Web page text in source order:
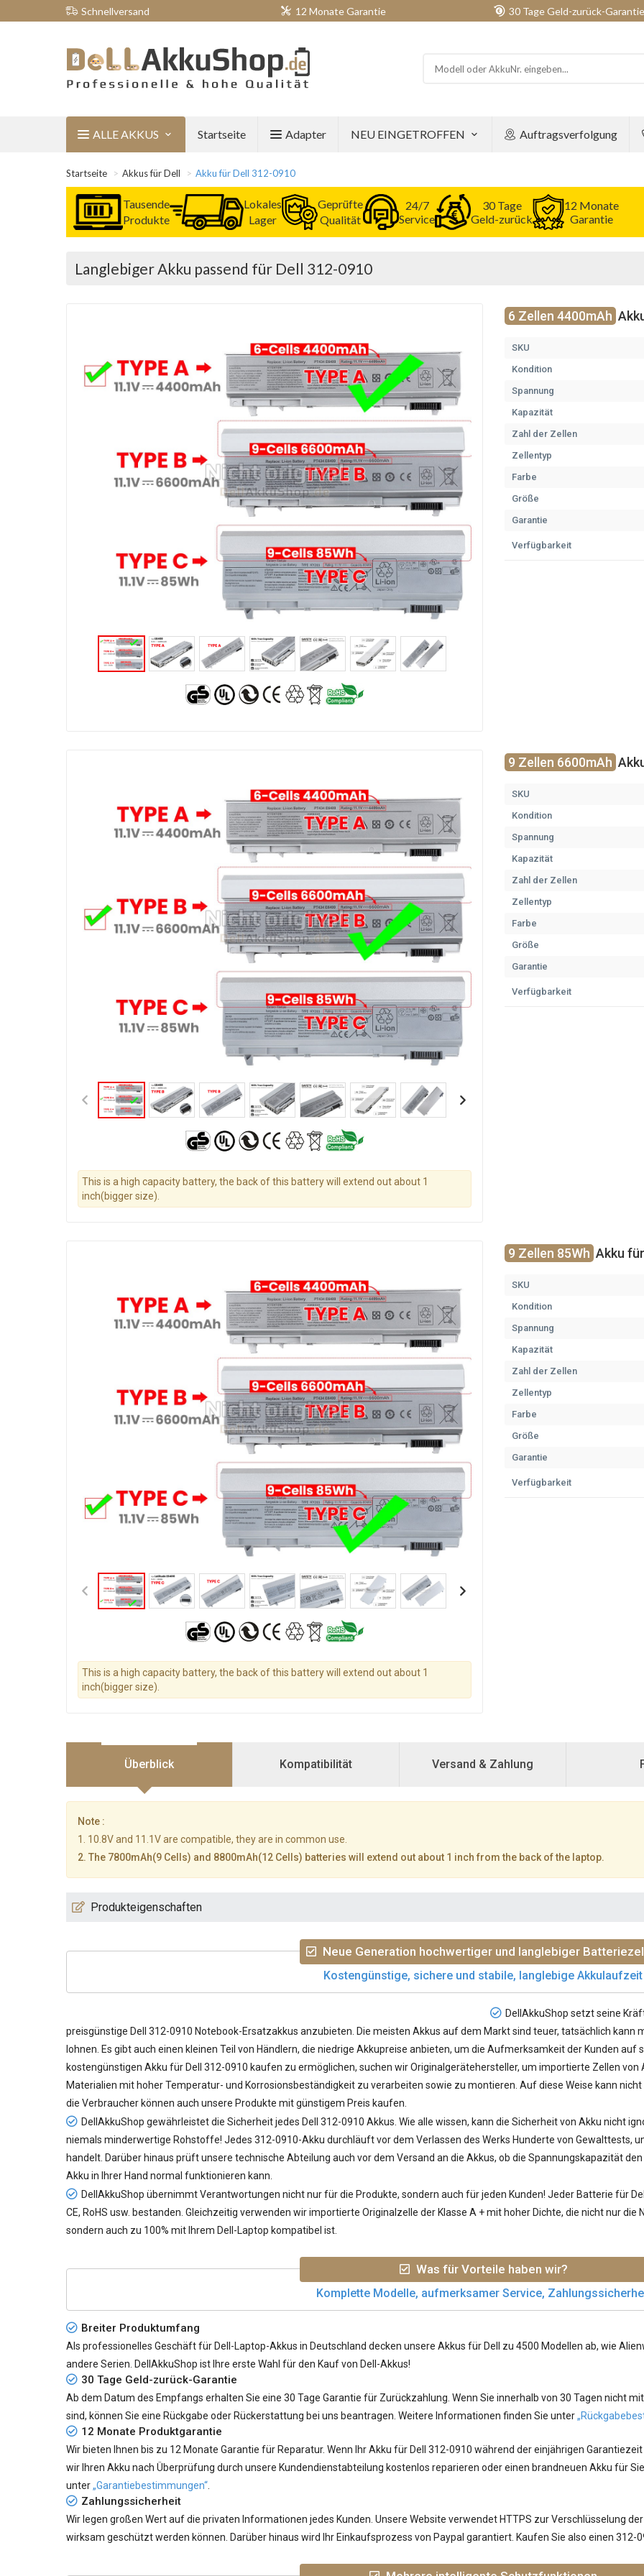
Schnellversand 12 Monate Garantie 30 Tage Geld-zurück-Garantie
ALLE AKKUS Startseite Adapter NEU EINGETROFFEN Auftragsverfolgung
Startseite Akkus für Dell Akku für Dell 312-0910
Tausende
Produkte
Lokales
Lager
Geprüfte
Qualität
24/7
Service
30 Tage
Geld-zurück
12 Monate
Garantie
Langlebiger Akku passend für Dell 312-0910
6 Zellen 4400mAh
SKU
Kondition
Spannung
Kapazität
Zahl der Zellen
Zellentyp
Farbe
Größe
Garantie
Verfügbarkeit
This is a high capacity battery, the back of this battery will extend out about 1
inch(bigger size).
9 Zellen 6600mAh
SKU
Kondition
Spannung
Kapazität
Zahl der Zellen
Zellentyp
Farbe
Größe
Garantie
Verfügbarkeit
This is a high capacity battery, the back of this battery will extend out about 1
inch(bigger size).
9 Zellen 85Wh Akku
SKU
Kondition
Spannung
Kapazität
Zahl der Zellen
Zellentyp
Farbe
Größe
Garantie
Verfügbarkeit
Überblick Kompatibilität Versand & Zahlung
Note :
1. 10.8V and 11.1V are compatible, they are in common use.
2. The 7800mAh(9 Cells) and 8800mAh(12 Cells) batteries will extend out about 1 inch from the back of the laptop.
Produkteigenschaften
Neue Generation hochwertiger und langlebiger
Kostengünstige, sichere und stabile, langlebige Akkulaufzeit
DellAkkuShop setzt seine
preisgünstige Dell 312-0910 Notebook-Ersatzakkus anzubieten. Die meisten Akkus auf dem Markt sind teuer, tatsächlich kann
lohnen. Es gibt auch einen kleinen Teil von Händlern, die niedrige Akkupreise anbieten, um die Aufmerksamkeit der Kunden
kostengünstigen Akku für Dell 312-0910 kaufen zu ermöglichen, suchen wir Originalgerätehersteller, um importierte Zellen
Materialien mit hoher Temperatur- und Korrosionsbeständigkeit zu verarbeiten sowie zu montieren. Auf diese Weise kann
die Verbraucher können auch unsere Produkte mit günstigem Preis kaufen.
DellAkkuShop gewährleistet die Sicherheit jedes Dell 312-0910 Akkus . Wie alle wissen, kann die Sicherheit von Akku nicht
niemals minderwertige Rohstoffe! Jedes 312-0910-Akku durchläuft vor dem Verlassen des Werks Hunderte von Gewalttests,
handelt. Darüber hinaus prüft unsere technische Abteilung auch vor dem Versand an die Akkus, ob die Spannungskapazität
Akku in Ihrer Hand normal funktionieren kann.
DellAkkuShop übernimmt Verantwortungen nicht nur für die Produkte, sondern auch für jeden Kunden! Jeder Batterie für
CE, RoHS usw. bestanden. Gleichzeitig verwenden wir importierte Originalzelle der Klasse A + mit hoher Dichte, die nicht nur
sondern auch zu 100% mit Ihrem Dell-Laptop kompatibel ist.
Was für Vorteile haben wir?
Komplette Modelle, aufmerksamer Service,
Breiter Produktumfang
Als professionelles Geschäft für Dell-Laptop-Akkus in Deutschland decken unsere Akkus für Dell zu 4500 Modellen ab, wie
andere Serien. DellAkkuShop ist Ihre erste Wahl für den Kauf von Dell-Akkus!
30 Tage Geld-zurück-Garantie
Ab dem Datum des Empfangs erhalten Sie eine 30 Tage Garantie für Zurückzahlung. Wenn Sie innerhalb von 30 Tagen nicht
sind, können Sie eine Rückgabe oder Rückerstattung bei uns beantragen. Weitere Informationen finden Sie unter
12 Monate Produktgarantie
Wir bieten Ihnen bis zu 12 Monate Garantie für Reparatur. Wenn IhrAkku für Dell 312-0910 während der einjährigen
wir Ihren Akku nach Überprüfung durch unsere Kundendienstabteilung kostenlos reparieren oder einen brandneuen Akku für
unter„Garantiebestimmungen“
Zahlungssicherheit
Wir legen großen Wert auf die privaten Informationen jedes Kunden. Unsere Website verwendet HTTPS zur Verschlüsselung
wirksam geschützt werden können. Darüber hinaus wird Ihr Einkaufsprozess von Paypal garantiert. Kaufen Sie also einen 312-